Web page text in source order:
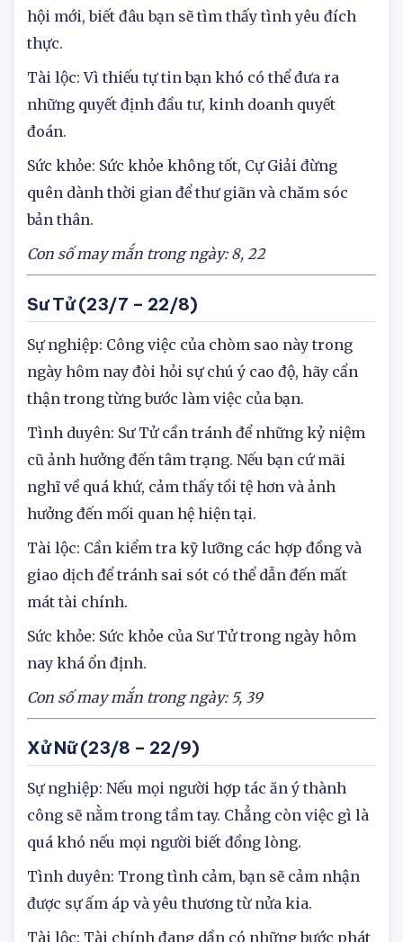
Tình duyên: Hãy mở lòng và đón nhận những cơ
hội mới, biết đâu bạn sẽ tìm thấy tình yêu đích
thực.
Tài lộc: Vì thiếu tự tin bạn khó có thể đưa ra
những quyết định đầu tư, kinh doanh quyết
đoán.
Sức khỏe: Sức khỏe không tốt, Cự Giải đừng
quên dành thời gian để thư giãn và chăm sóc
bản thân.
Con số may mắn trong ngày: 8, 22
Sư Tử (23/7 – 22/8)
Sự nghiệp: Công việc của chòm sao này trong
ngày hôm nay đòi hỏi sự chú ý cao độ, hãy cẩn
thận trong từng bước làm việc của bạn.
Tình duyên: Sư Tử cần tránh để những kỷ niệm
cũ ảnh hưởng đến tâm trạng. Nếu bạn cứ mãi
nghĩ về quá khứ, cảm thấy tồi tệ hơn và ảnh
hưởng đến mối quan hệ hiện tại.
Tài lộc: Cần kiểm tra kỹ lưỡng các hợp đồng và
giao dịch để tránh sai sót có thể dẫn đến mất
mát tài chính.
Sức khỏe: Sức khỏe của Sư Tử trong ngày hôm
nay khá ổn định.
Con số may mắn trong ngày: 5, 39
Xử Nữ (23/8 – 22/9)
Sự nghiệp: Nếu mọi người hợp tác ăn ý thành
công sẽ nằm trong tầm tay. Chẳng còn việc gì là
quá khó nếu mọi người biết đồng lòng.
Tình duyên: Trong tình cảm, bạn sẽ cảm nhận
được sự ấm áp và yêu thương từ nửa kia.